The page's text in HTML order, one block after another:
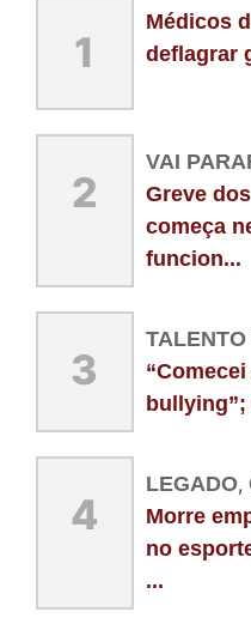
1
Médicos
deflagrar
2
VAI
Greve
começa
funcion...
3
bullying”;
4
LEGADO,
Morre
no
...